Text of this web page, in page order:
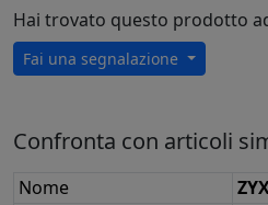
Hai trovato questo prodotto
Fai una segnalazione
Confronta con articoli
Nome